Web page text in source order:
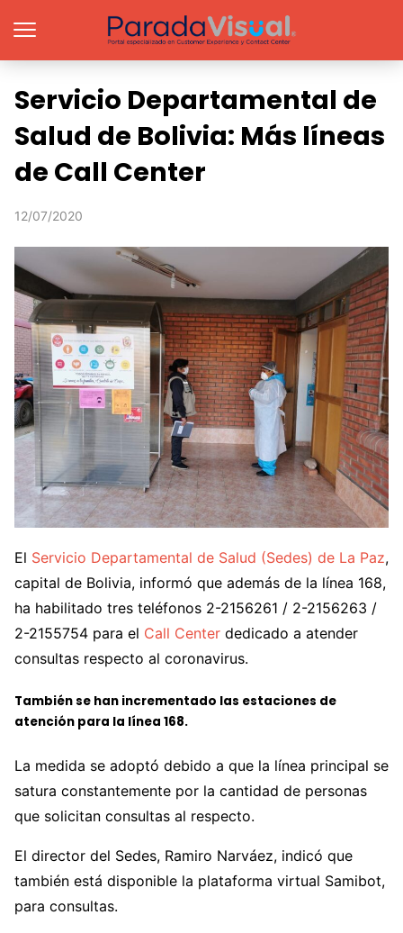
Servicio Departamental de
Salud de Bolivia: Más líneas
de Call Center
12/07/2020
El Servicio Departamental de Salud (Sedes) de La Paz,
capital de Bolivia, informó que además de la línea 168,
ha habilitado tres teléfonos 2-2156261 / 2-2156263 /
2-2155754 para el Call Center dedicado a atender
consultas respecto al coronavirus.
También se han incrementado las estaciones de
atención para la línea 168.
La medida se adoptó debido a que la línea principal se
satura constantemente por la cantidad de personas
que solicitan consultas al respecto.
El director del Sedes, Ramiro Narváez, indicó que
también está disponible la plataforma virtual Samibot,
para consultas.